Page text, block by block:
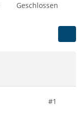
Geschlossen
#1